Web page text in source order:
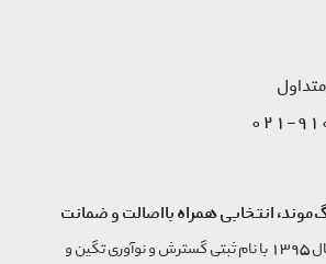
انتخابی همراه بااصالت و ضمانت
فروشگاه تگ موند از سال 1395 با نام ثبتی گسترش و نوآوری تگین و